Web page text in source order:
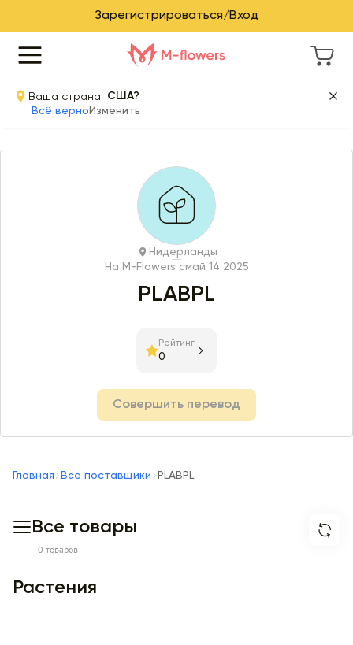
Зарегистрироваться/Вход
Ваша страна
США?
Всё верно Изменить
Нидерланды
На M-Flowers смай 14 2025
PLABPL
Рейтинг
0
Совершить перевод
Главная Все поставщики PLABPL
Все товары
0 товаров
Растения